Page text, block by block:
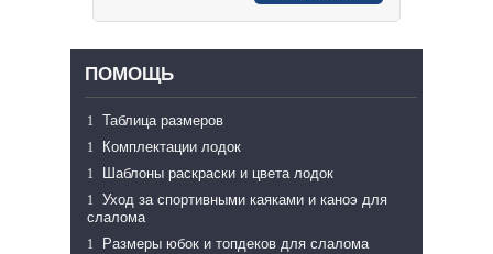
ПОМОЩЬ
Таблица размеров
Комплектации лодок
Шаблоны раскраски и цвета лодок
Уход за спортивными каяками и каноэ для
слалома
Размеры юбок и топдеков для слалома